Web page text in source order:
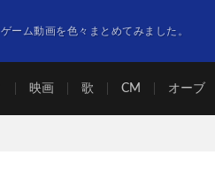
ゲーム動画を色々まとめてみました。
映画 歌 CM オーブ